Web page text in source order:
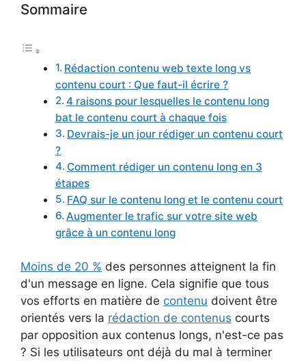
Sommaire
Rédaction contenu web texte long vs
contenu court : Que faut-il écrire ?
4 raisons pour lesquelles le contenu long
bat le contenu court à chaque fois
Devrais-je un jour rédiger un contenu court
?
Comment rédiger un contenu long en 3
étapes
FAQ sur le contenu long et le contenu court
Augmenter le trafic sur votre site web
grâce à un contenu long
Moins de 20 % des personnes atteignent la fin
d'un message en ligne. Cela signifie que tous
vos efforts en matière de contenu doivent être
orientés vers la rédaction de contenus courts
par opposition aux contenus longs, n'est-ce pas
? Si les utilisateurs ont déjà du mal à terminer